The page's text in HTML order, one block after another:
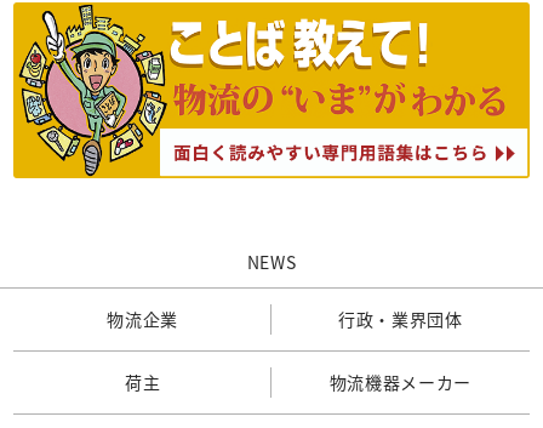
NEWS
物流企業 行政・業界団体
荷主 物流機器メーカー